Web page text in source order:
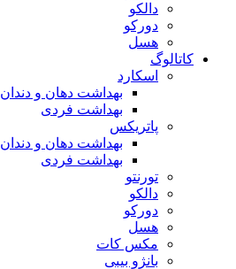
دالکو
دورکو
هسل
کاتالوگ
اسکارد
بهداشت دهان و دندان
بهداشت فردی
پاتریکس
بهداشت دهان و دندان
بهداشت فردی
تورنتو
دالکو
دورکو
هسل
مکس کات
بانژو بیبی